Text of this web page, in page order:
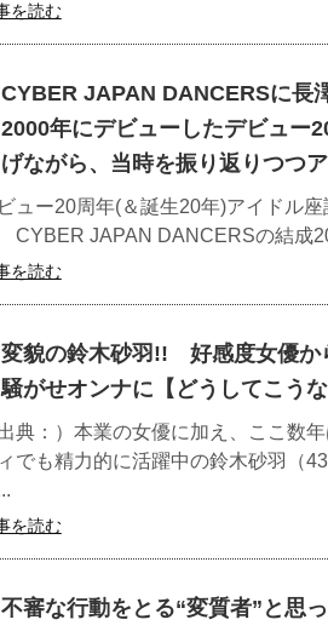
を読む
CYBER JAPAN DANCERSに長
2000年にデビューしたデビュー
げながら、当時を振り返りつつ
ュー20周年(＆誕生20年)アイドル
CYBER JAPAN DANCERSの結成
を読む
変貌の鈴木砂羽!! 好感度女優か
騒がせオンナに【どうしてこうな
出典：）本業の女優に加え、ここ数
でも精力的に活躍中の鈴木砂羽（
を読む
不審な行動をとる“変質者”と思